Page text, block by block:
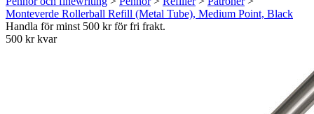
Monteverde Rollerball Refill (Metal Tube), Medium Point, Black
Handla för minst 500 kr för fri frakt.
500 kr kvar